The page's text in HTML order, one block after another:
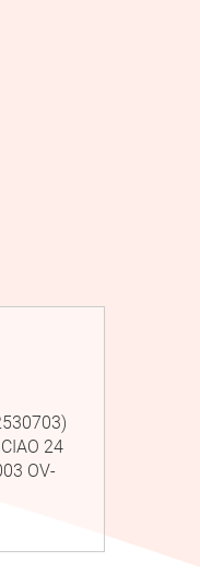
24
OV-